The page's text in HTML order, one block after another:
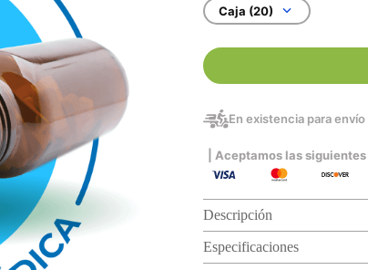
Caja (20)
En existencia para
| Aceptamos las
Descripción
Especificaciones